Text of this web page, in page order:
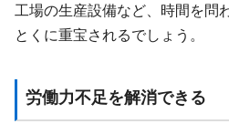
工場の生産設備など、時間を問
とくに重宝されるでしょう。
労働力不足を解消できる